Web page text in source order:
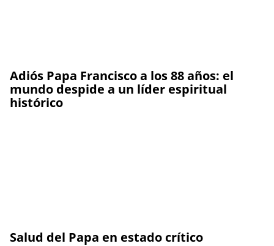
Adiós Papa Francisco a los 88 años: el
mundo despide a un líder espiritual
histórico
Salud del Papa en estado crítico